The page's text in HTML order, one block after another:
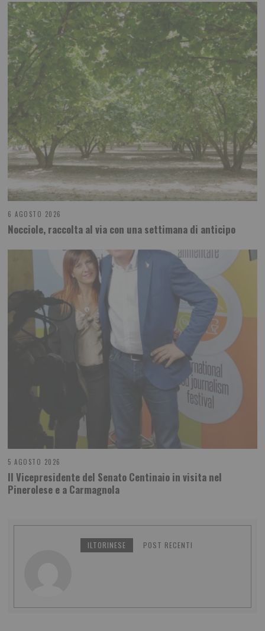
6 AGOSTO 2026
Nocciole, raccolta al via con una settimana di anticipo
5 AGOSTO 2026
Il Vicepresidente del Senato Centinaio in visita nel
Pinerolese e a Carmagnola
ILTORINESE POST RECENTI